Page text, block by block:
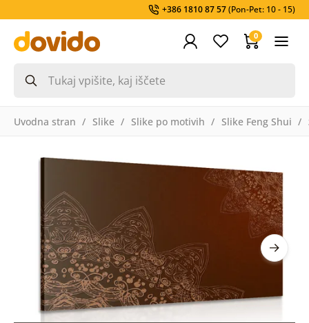
+386 1810 87 57(Pon-Pet: 10 - 15)
0
Uvodna stran Slike Slike po motivih Slike Feng Shui